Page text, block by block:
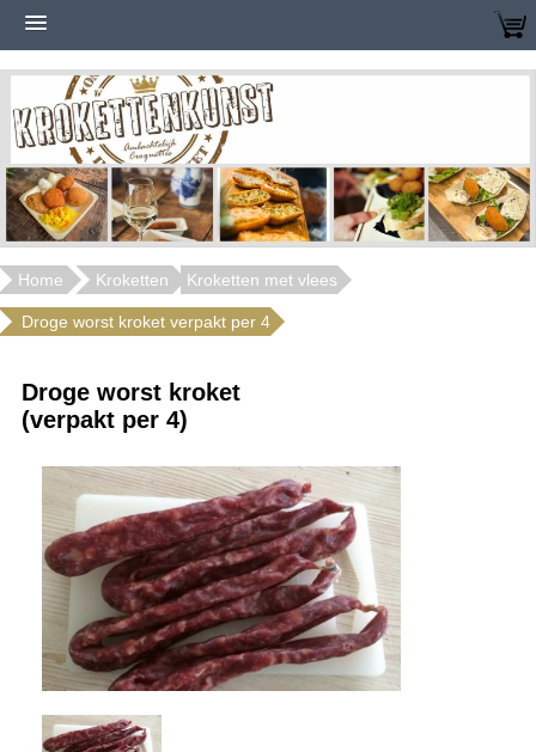
Home Kroketten Kroketten met vlees
Droge worst kroket verpakt per 4
Droge worst kroket
(verpakt per 4)